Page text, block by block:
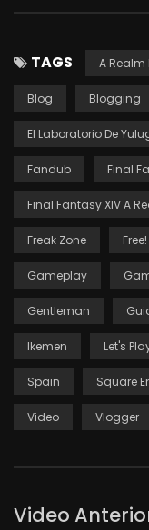
TAGS A Realm
Blog Blogging
El Laboratorio De
Fandub Final
Final Fantasy XIV A
Freak Zone Free!
Gameplay
Gentleman
Ikemen Let's
Spain Square
Video Vlogger
Video